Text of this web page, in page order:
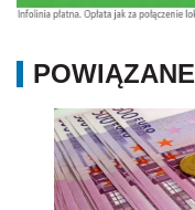
POWIĄZANE